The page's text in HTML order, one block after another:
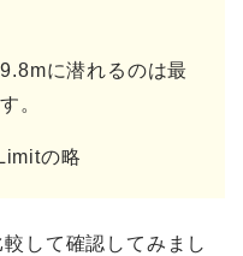
に潜れるのは最
。
の略
して確認してみまし